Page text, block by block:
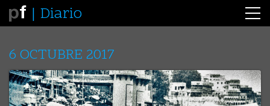
Diario
6 OCTUBRE 2017